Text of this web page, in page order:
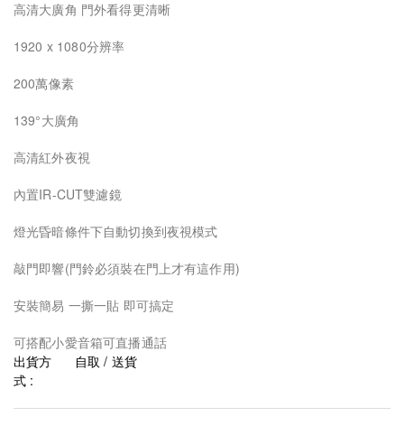
高清大廣角 門外看得更清晰
1920 x 1080分辨率
200萬像素
139°大廣角
高清紅外夜視
內置IR-CUT雙濾鏡
燈光昏暗條件下自動切換到夜視模式
敲門即響(門鈴必須裝在門上才有這作用)
安裝簡易 一撕一貼 即可搞定
可搭配小愛音箱可直播通話
出貨方
式 :
自取 / 送貨